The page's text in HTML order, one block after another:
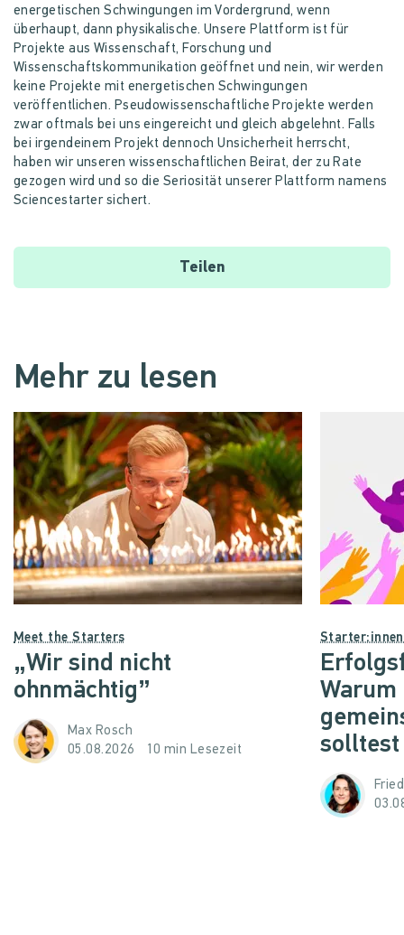
energetischen Schwingungen im Vordergrund, wenn
überhaupt, dann physikalische. Unsere Plattform ist für
Projekte aus Wissenschaft, Forschung und
Wissenschaftskommunikation geöffnet und nein, wir werden
keine Projekte mit energetischen Schwingungen
veröffentlichen. Pseudowissenschaftliche Projekte werden
zwar oftmals bei uns eingereicht und gleich abgelehnt. Falls
bei irgendeinem Projekt dennoch Unsicherheit herrscht,
haben wir unseren wissenschaftlichen Beirat, der zu Rate
gezogen wird und so die Seriosität unserer Plattform namens
Sciencestarter sichert.
Teilen
Mehr zu lesen
Meet the Starters
„Wir sind nicht
ohnmächtig”
Max Rosch
05.08.2026
10 min Lesezeit
Warum
solltest